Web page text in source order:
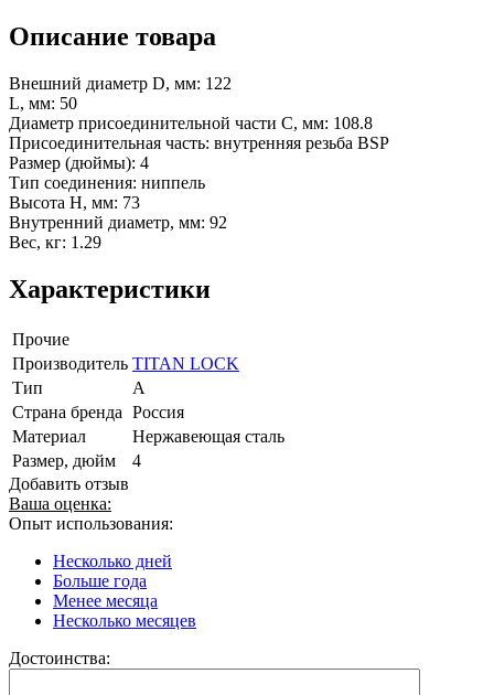
Описание товара
Внешний диаметр D, мм: 122
L, мм: 50
Диаметр присоединительной части C, мм: 108.8
Присоединительная часть: внутренняя резьба BSP
Размер (дюймы): 4
Тип соединения: ниппель
Высота H, мм: 73
Внутренний диаметр, мм: 92
Вес, кг: 1.29
Характеристики
Прочие
Производитель TITAN LOCK
Тип
A
Страна бренда Россия
Материал
Нержавеющая сталь
Размер, дюйм
4
Добавить отзыв
Ваша оценка:
Опыт использования:
Несколько дней
Больше года
Менее месяца
Несколько месяцев
Достоинства: